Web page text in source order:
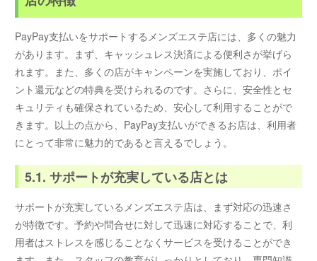
PayPay支払いをサポートするメンズエステ店には、多くの魅力
があります。まず、キャッシュレス決済による便利さが挙げら
れます。また、多くの店がキャンペーンを実施しており、ポイ
ント還元などの特典を受けられるのです。さらに、安全性とセ
キュリティも確保されているため、安心して利用することがで
きます。以上の点から、PayPay支払いができるお店は、利用者
にとって非常に魅力的であると言えるでしょう。
5.1. サポートが充実している店とは
サポートが充実しているメンズエステ店は、まず対応の迅速さ
が特徴です。予約や問合せに対して迅速に対応することで、利
用者はストレスを感じることなくサービスを受けることができ